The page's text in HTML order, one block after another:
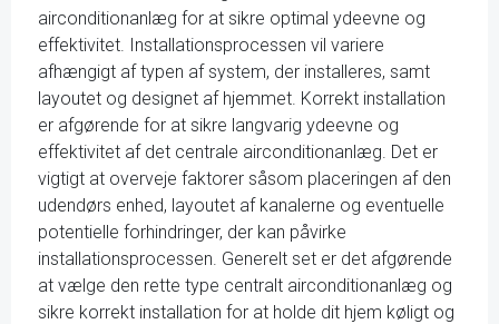
airconditionanlæg for at sikre optimal ydeevne og
effektivitet. Installationsprocessen vil variere
afhængigt af typen af system, der installeres, samt
layoutet og designet af hjemmet. Korrekt installation
er afgørende for at sikre langvarig ydeevne og
effektivitet af det centrale airconditionanlæg. Det er
vigtigt at overveje faktorer såsom placeringen af den
udendørs enhed, layoutet af kanalerne og eventuelle
potentielle forhindringer, der kan påvirke
installationsprocessen. Generelt set er det afgørende
at vælge den rette type centralt airconditionanlæg og
sikre korrekt installation for at holde dit hjem køligt og